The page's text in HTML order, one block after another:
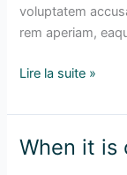
voluptatem
rem aperiam,
Lire la suite »
When it is
When